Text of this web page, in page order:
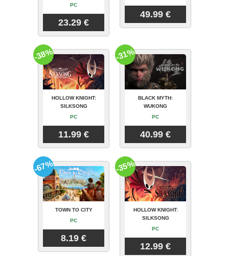
PC
23.29 €
49.99 €
HOLLOW KNIGHT:
SILKSONG
PC
11.99 €
-38%
BLACK MYTH:
WUKONG
PC
40.99 €
-31%
TOWN TO CITY
PC
8.19 €
-67%
HOLLOW KNIGHT:
SILKSONG
PC
12.99 €
-35%